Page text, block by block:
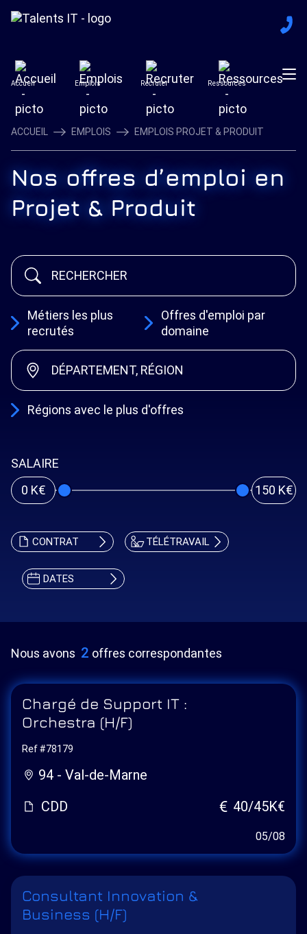
Accueil Emplois Recruter Ressources
ACCUEIL EMPLOIS EMPLOIS PROJET & PRODUIT
Nos offres d’emploi en
Projet & Produit
Métiers les plus
recrutés
Offres d'emploi par
domaine
DÉPARTEMENT, RÉGION
Régions avec le plus d'offres
SALAIRE
0 K€
150 K€
CONTRAT TÉLÉTRAVAIL
DATES
Nous avons 2 offres correspondantes
Chargé de Support IT :
Orchestra (H/F)
Ref #78179
94 - Val-de-Marne
CDD
40/45K€
05/08
Consultant Innovation &
Business (H/F)